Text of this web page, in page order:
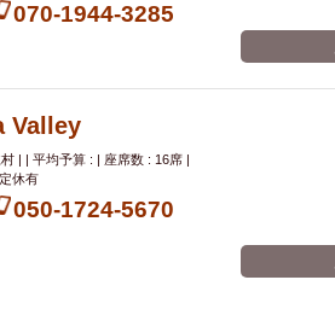
ーズタッカルビ 奥武山公園駅周辺
保駅周辺
070-1944-3285
Valley
| | 平均予算 : | 座席数 : 16席 |
休有
050-1724-5670